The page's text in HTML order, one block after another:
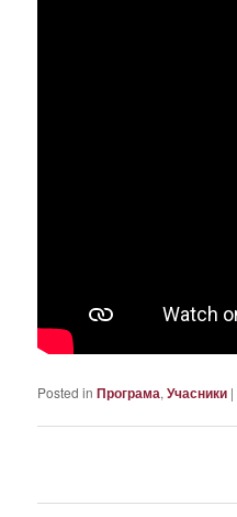
Posted in Програма,Учасники |